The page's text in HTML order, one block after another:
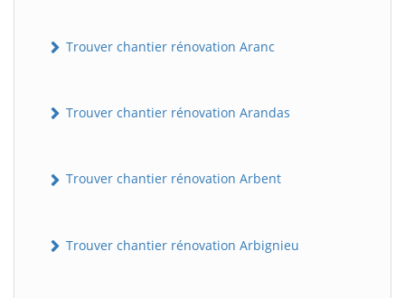
Trouver chantier rénovation Aranc
Trouver chantier rénovation Arandas
Trouver chantier rénovation Arbent
Trouver chantier rénovation Arbignieu